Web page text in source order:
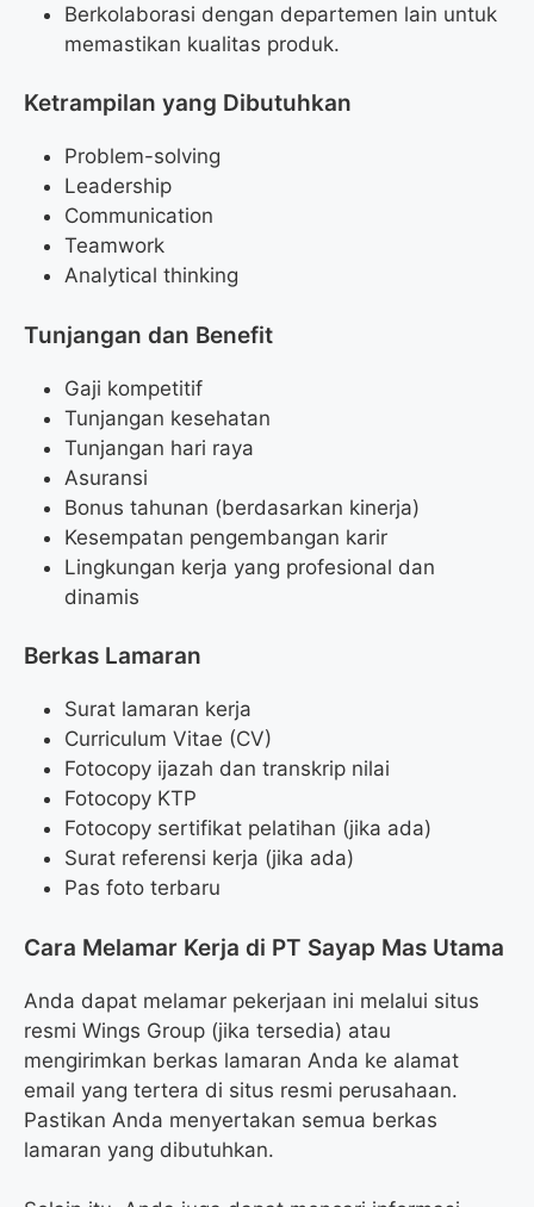
Berkolaborasi dengan departemen lain untuk
memastikan kualitas produk.
Ketrampilan yang Dibutuhkan
Problem-solving
Leadership
Communication
Teamwork
Analytical thinking
Tunjangan dan Benefit
Gaji kompetitif
Tunjangan kesehatan
Tunjangan hari raya
Asuransi
Bonus tahunan (berdasarkan kinerja)
Kesempatan pengembangan karir
Lingkungan kerja yang profesional dan
dinamis
Berkas Lamaran
Surat lamaran kerja
Curriculum Vitae (CV)
Fotocopy ijazah dan transkrip nilai
Fotocopy KTP
Fotocopy sertifikat pelatihan (jika ada)
Surat referensi kerja (jika ada)
Pas foto terbaru
Cara Melamar Kerja di PT Sayap Mas Utama
Anda dapat melamar pekerjaan ini melalui situs
resmi Wings Group (jika tersedia) atau
mengirimkan berkas lamaran Anda ke alamat
email yang tertera di situs resmi perusahaan.
Pastikan Anda menyertakan semua berkas
lamaran yang dibutuhkan.